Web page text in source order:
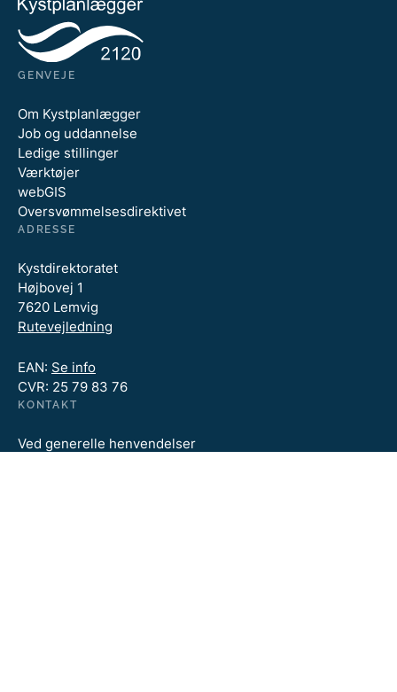
GENVEJE
Om Kystplanlægger
Job og uddannelse
Ledige stillinger
Værktøjer
webGIS
Oversvømmelsesdirektivet
ADRESSE
Kystdirektoratet
Højbovej 1
7620 Lemvig
Rutevejledning
EAN: Se info
CVR: 25 79 83 76
KONTAKT
Ved generelle henvendelser